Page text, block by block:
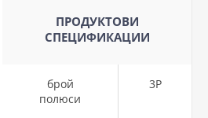
ПРОДУКТОВИ
СПЕЦИФИКАЦИИ
брой
полюси
3P